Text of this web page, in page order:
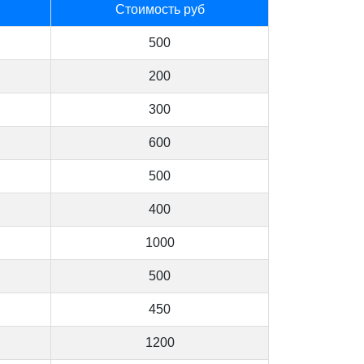
Стоимость руб
500
200
300
600
500
400
1000
500
450
1200